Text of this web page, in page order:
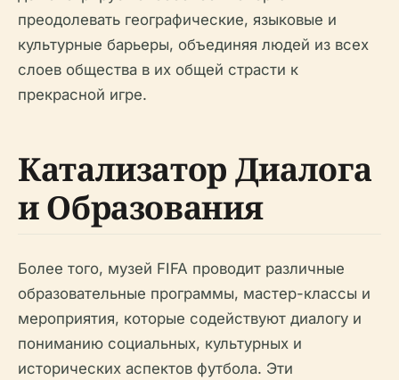
преодолевать географические, языковые и
культурные барьеры, объединяя людей из всех
слоев общества в их общей страсти к
прекрасной игре.
Катализатор Диалога
и Образования
Более того, музей FIFA проводит различные
образовательные программы, мастер-классы и
мероприятия, которые содействуют диалогу и
пониманию социальных, культурных и
исторических аспектов футбола. Эти